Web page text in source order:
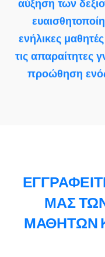
ενήλικες
τις απαραίτητες
προώθηση
ΜΑΣ
ΜΑΘΗΤΩΝ